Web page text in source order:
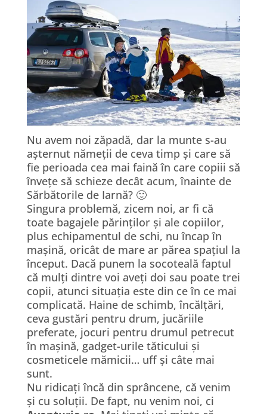
Nu avem noi zăpadă, dar la munte s-au
așternut nămeții de ceva timp și care să
fie perioada cea mai faină în care copiii să
învețe să schieze decât acum, înainte de
Sărbătorile de Iarnă? 🙂
Singura problemă, zicem noi, ar fi că
toate bagajele părinților și ale copiilor,
plus echipamentul de schi, nu încap în
mașină, oricât de mare ar părea spațiul la
început. Dacă punem la socoteală faptul
că mulți dintre voi aveți doi sau poate trei
copii, atunci situația este din ce în ce mai
complicată. Haine de schimb, încălțări,
ceva gustări pentru drum, jucăriile
preferate, jocuri pentru drumul petrecut
în mașină, gadget-urile tăticului și
cosmeticele mămicii… uff și câte mai
sunt.
Nu ridicați încă din sprâncene, că venim
și cu soluții. De fapt, nu venim noi, ci